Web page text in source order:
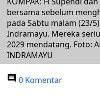
bersama sebelum
pada Sabtu malam (23/
Indramayu. Mereka
2029 mendatang. Foto:
INDRAMAYU
0 Komentar